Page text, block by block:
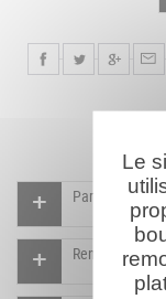
Participer à
Rendre un
Le